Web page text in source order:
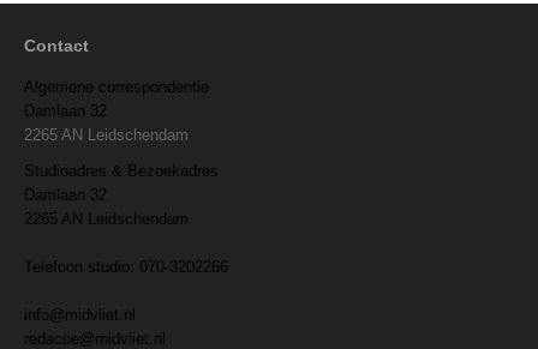
Contact
Algemene correspondentie
Damlaan 32
2265 AN Leidschendam
Studioadres & Bezoekadres
Damlaan 32
2265 AN Leidschendam
Telefoon studio: 070-3202266
info@midvliet.nl
redactie@midvliet.nl